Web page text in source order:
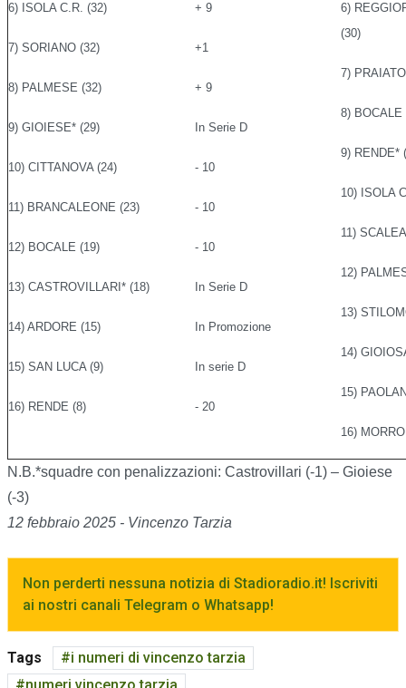
6) ISOLA C.R. (32)
7) SORIANO (32)
8) PALMESE (32)
9) GIOIESE* (29)
10) CITTANOVA (24)
11) BRANCALEONE (23)
12) BOCALE (19)
13) CASTROVILLARI* (18)
14) ARDORE (15)
15) SAN LUCA (9)
16) RENDE (8)
+ 9
+1
+ 9
In Serie D
- 10
- 10
- 10
In Serie D
In Promozione
In serie D
- 20
6)
(30)
7)
8) BOCALE
9) RENDE*
10) ISOLA
11)
12)
13)
14)
15)
16)
N.B.*squadre con penalizzazioni: Castrovillari (-1) – Gioiese
(-3)
12 febbraio 2025 - Vincenzo Tarzia
Non perderti nessuna notizia di Stadioradio.it! Iscriviti
ai nostri canali Telegram o Whatsapp!
Tags
i numeri di vincenzo tarzia